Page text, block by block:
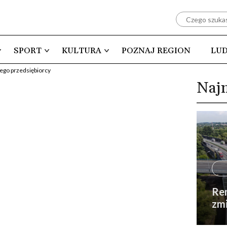
SPORT KULTURA POZNAJ REGION
przedsiębiorcy